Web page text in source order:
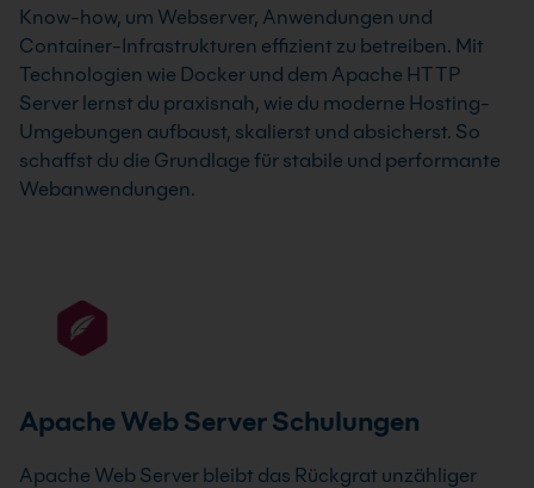
Know-how, um Webserver, Anwendungen und
Container-Infrastrukturen effizient zu betreiben. Mit
Technologien wie Docker und dem Apache HTTP
Server lernst du praxisnah, wie du moderne Hosting-
Umgebungen aufbaust, skalierst und absicherst. So
schaffst du die Grundlage für stabile und performante
Webanwendungen.
Apache Web Server Schulungen
Apache Web Server bleibt das Rückgrat unzähliger